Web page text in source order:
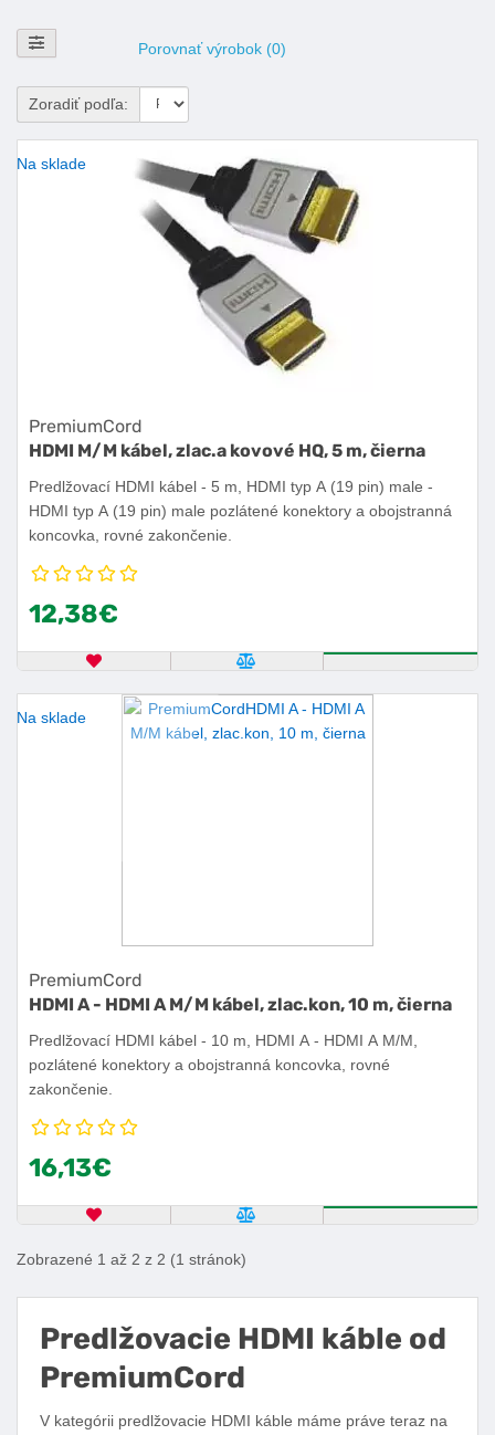
Zobraziť filtre Porovnať výrobok (0)
Zoradiť podľa:
Na sklade
PremiumCord
HDMI M/M kábel, zlac.a kovové HQ, 5 m, čierna
Predlžovací HDMI kábel - 5 m, HDMI typ A (19 pin) male -
HDMI typ A (19 pin) male pozlátené konektory a obojstranná
koncovka, rovné zakončenie.
12,38€
OBĽÚBENÝ PRODUKT POROVNAŤ PRODUKT
Na sklade
PremiumCord
HDMI A - HDMI A M/M kábel, zlac.kon, 10 m, čierna
Predlžovací HDMI kábel - 10 m, HDMI A - HDMI A M/M,
pozlátené konektory a obojstranná koncovka, rovné
zakončenie.
16,13€
OBĽÚBENÝ PRODUKT POROVNAŤ PRODUKT
Zobrazené 1 až 2 z 2 (1 stránok)
Predlžovacie HDMI káble od
PremiumCord
V kategórii predlžovacie HDMI káble máme práve teraz na